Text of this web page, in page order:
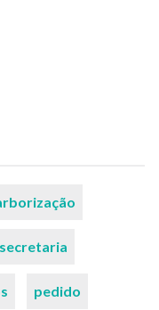
secretaria
pedido